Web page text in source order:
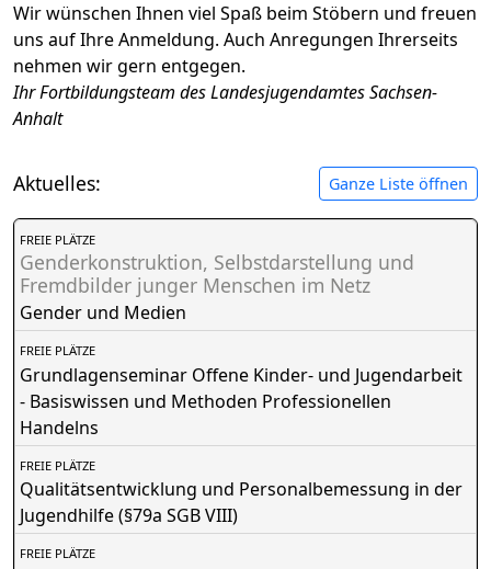
Wir wünschen Ihnen viel Spaß beim Stöbern und freuen
uns auf Ihre Anmeldung. Auch Anregungen Ihrerseits
nehmen wir gern entgegen.
Ihr Fortbildungsteam des Landesjugendamtes Sachsen-
Anhalt
Aktuelles: Ganze Liste öffnen
FREIE PLÄTZE
Genderkonstruktion, Selbstdarstellung und
Fremdbilder junger Menschen im Netz
Gender und Medien
FREIE PLÄTZE
Grundlagenseminar Offene Kinder- und Jugendarbeit
- Basiswissen und Methoden Professionellen
Handelns
FREIE PLÄTZE
Qualitätsentwicklung und Personalbemessung in der
Jugendhilfe (§79a SGB VIII)
FREIE PLÄTZE